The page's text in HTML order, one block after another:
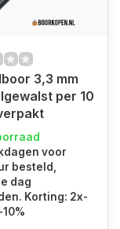
3,3 mm
per 10
voor
besteld,
dag
Korting: 2x-